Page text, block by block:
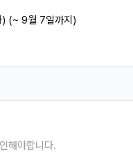
) (~ 9월 7일까지)
해야합니다.